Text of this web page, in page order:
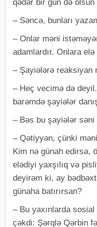
qədər bir gün də olsun
– Səncə, bunları
– Onlar məni
adamlardır. Onlara
– Şayiələrə reaksiyan
– Heç vecimə də
barəmdə şayiələr
– Bəs bu şayiələr səni
– Qətiyyən, çünki
Kim nə günah edirsə,
elədiyi yaxşılıq və
deyirəm ki, ay
günaha batırırsan?
– Bu yaxınlarda
çəkdi: Şərqlə Qərbin